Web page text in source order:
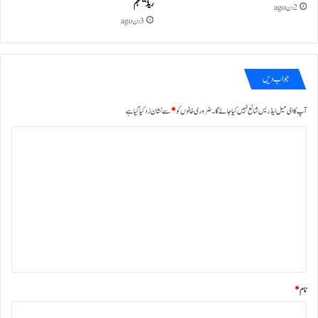
2 دن ago
ریڈ‘‘ مہم
3 دن ago
جواب دیں
آپ کا ای میل ایڈریس شائع نہیں کیا جائے گا۔ضروری خانوں کو*سے نشان زد کیا گیا ہے
نام*